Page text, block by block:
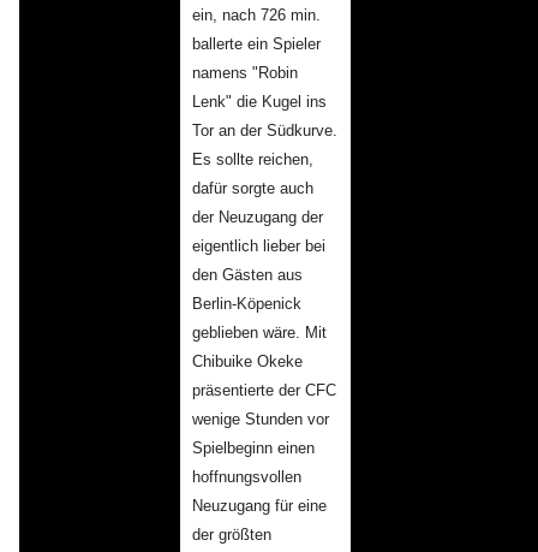
ein, nach 726 min.
ballerte ein Spieler
namens "Robin
Lenk" die Kugel ins
Tor an der Südkurve.
Es sollte reichen,
dafür sorgte auch
der Neuzugang der
eigentlich lieber bei
den Gästen aus
Berlin-Köpenick
geblieben wäre. Mit
Chibuike Okeke
präsentierte der CFC
wenige Stunden vor
Spielbeginn einen
hoffnungsvollen
Neuzugang für eine
der größten